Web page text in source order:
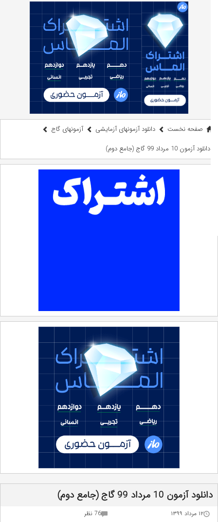
صفحه نخست دانلود آزمونهای آزمایشی
آزمونهای گاج
دانلود آزمون 10 مرداد 99 گاج (جامع دوم)
دانلود آزمون 10 مرداد 99 گاج (جامع دوم)
۱۲ مرداد ۱۳۹۹ 76 نظر